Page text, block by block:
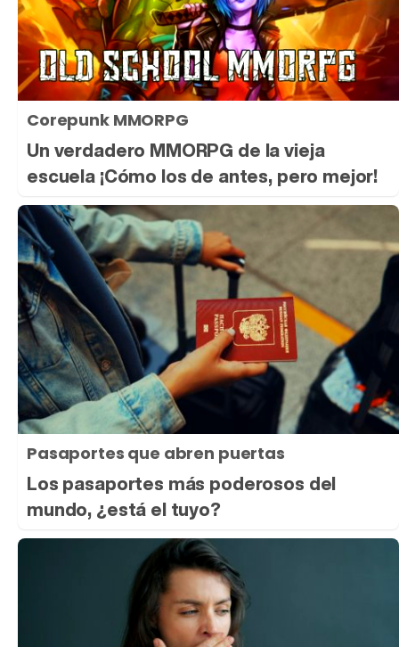
Corepunk MMORPG
Un verdadero MMORPG de la vieja
escuela ¡Cómo los de antes, pero mejor!
Pasaportes que abren puertas
Los pasaportes más poderosos del
mundo, ¿está el tuyo?